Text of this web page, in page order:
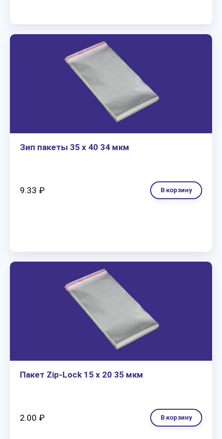
Зип пакеты 35 х 40 34 мкм
9.33 ₽ В корзину
Пакет Zip-Lock 15 х 20 35 мкм
2.00 ₽ В корзину